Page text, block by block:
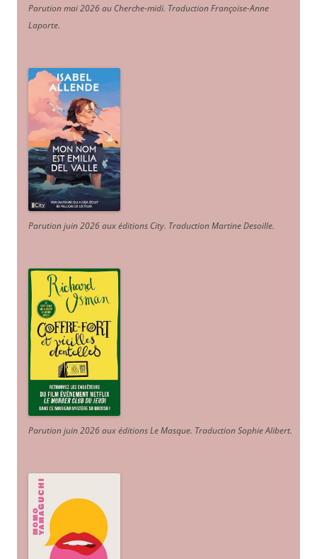
Parution mai 2026 au Cherche-midi. Traduction Françoise-Anne
Laporte.
Parution juin 2026 aux éditions City. Traduction Martine Desoille.
Parution juin 2026 aux éditions Le Masque. Traduction Sophie Alibert.